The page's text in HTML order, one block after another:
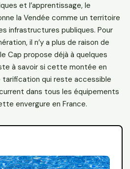
et l’apprentissage, le
la Vendée comme un territoire
infrastructures publiques. Pour
il n’y a plus de raison de
Cap propose déjà à quelques
à savoir si cette montée en
tarification qui reste accessible
dans tous les équipements
envergure en France.